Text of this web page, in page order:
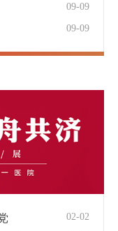
09-09
09-09
02-02